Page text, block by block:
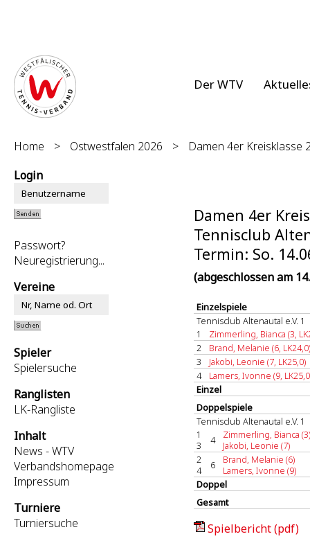
Der WTV
Home > Ostwestfalen 2026 >
Damen 4er Kreisklasse
Login
Passwort?
Neuregistrierung...
Vereine
Spieler
Spielersuche
Ranglisten
LK-Rangliste
Inhalt
News - WTV
Verbandshomepage
Impressum
Turniere
Turniersuche
Damen 4er
Tennisclub
Termin: So.
(abgeschlossen am
Einzelspiele
Tennisclub Altenautal e.V. 1
1
Zimmerling, Bianca (3,
2
Brand, Melanie (6, LK24,0)
3
Jakobi, Leonie (7, LK25,0)
4
Lamers, Ivonne (9,
Einzel
Doppelspiele
Tennisclub Altenautal e.V. 1
1
3
4
Zimmerling, Bianca (3)
Jakobi, Leonie (7)
2
4
6
Brand, Melanie (6)
Lamers, Ivonne (9)
Doppel
Gesamt
Spielbericht (pdf)